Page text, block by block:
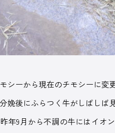
シーから現在のチモシーに変
娩後にふらつく牛がしばし
年9月から不調の牛にはイオ